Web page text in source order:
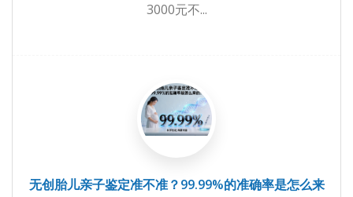
3000元不...
无创胎儿亲子鉴定准不准？99.99%的准确率是怎么来